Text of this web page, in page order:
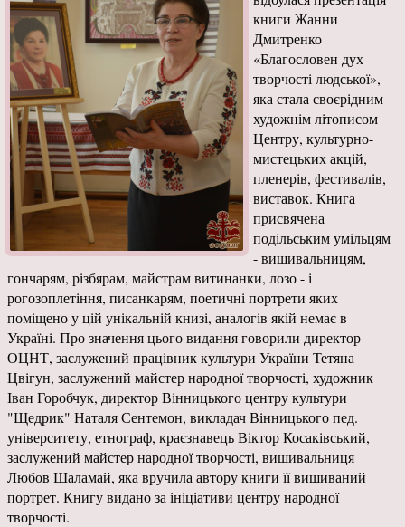
книги Жанни
Дмитренко
«Благословен дух
творчості людської»,
яка стала своєрідним
художнім літописом
Центру, культурно-
мистецьких акцій,
пленерів, фестивалів,
виставок. Книга
присвячена
подільським умільцям
- вишивальницям,
гончарям, різбярам, майстрам витинанки, лозо - і
рогозоплетіння, писанкарям, поетичні портрети яких
поміщено у цій унікальній книзі, аналогів якій немає в
Україні. Про значення цього видання говорили директор
ОЦНТ, заслужений працівник культури України Тетяна
Цвігун, заслужений майстер народної творчості, художник
Іван Горобчук, директор Вінницького центру культури
"Щедрик" Наталя Сентемон, викладач Вінницького пед.
університету, етнограф, краєзнавець Віктор Косаківський,
заслужений майстер народної творчості, вишивальниця
Любов Шаламай, яка вручила автору книги її вишиваний
портрет. Книгу видано за ініціативи центру народної
творчості.